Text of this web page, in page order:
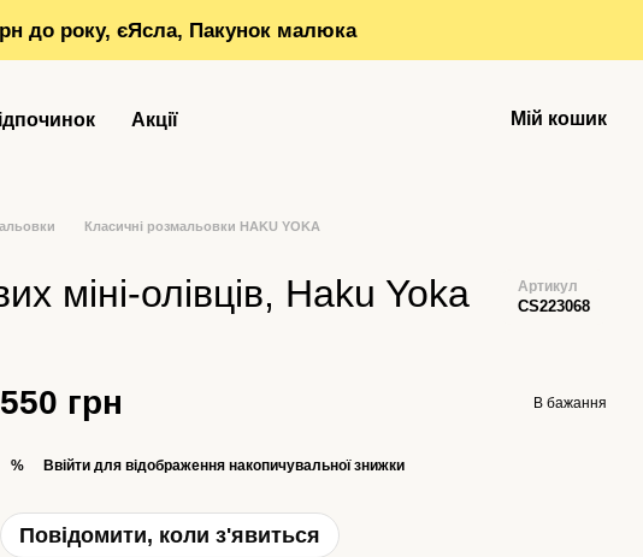
до року, єЯсла, Пакунок малюка
Акції Мій кошик
Класичні розмальовки HAKU YOKA
міні-олівців, Haku Yoka Артикул
CS223068
550 грн В бажання
% Ввійти для відображення накопичувальної знижки
Повідомити, коли з'явиться